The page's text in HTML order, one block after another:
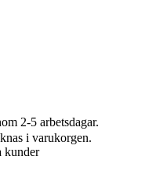
2-5 arbetsdagar.
i varukorgen.
kunder